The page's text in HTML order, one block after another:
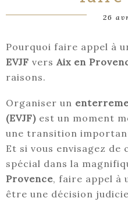
26
Pourquoi faire appel à
EVJF vers Aix en
raisons.
Organiser un
(EVJF) est un moment
une transition
Et si vous envisagez
spécial dans la
Provence, faire appel à
être une décision